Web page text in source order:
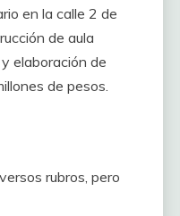
en la calle 2 de
de aula
elaboración de
de pesos.
rubros, pero